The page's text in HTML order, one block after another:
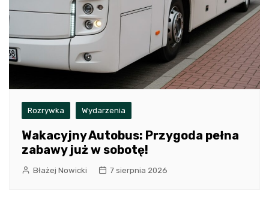
Rozrywka Wydarzenia
Wakacyjny Autobus: Przygoda pełna
zabawy już w sobotę!
Błażej Nowicki 7 sierpnia 2026